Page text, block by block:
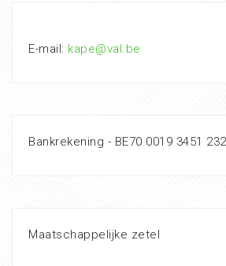
E-mail: kape@val.be
Bankrekening - BE70 0019 3451
Maatschappelijke zetel